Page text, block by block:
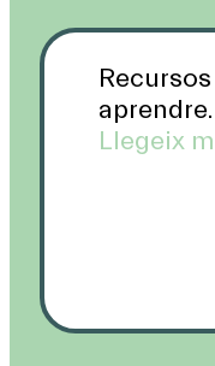
aprendre.
Llegeix